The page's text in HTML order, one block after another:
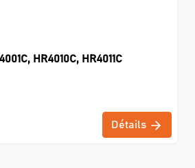
HR4010C, HR4011C
Détails